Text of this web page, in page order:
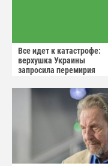
Все идет к катастрофе:
верхушка Украины
запросила перемирия